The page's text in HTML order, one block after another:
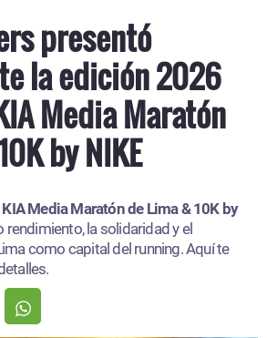
presentó
la edición 2026
Media Maratón
by NIKE
KIA Media Maratón de Lima & 10K by
rendimiento, la solidaridad y el
como capital del running. Aquí te